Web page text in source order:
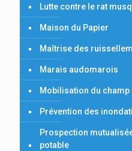
Lutte contre le rat
Maison du Papier
Maîtrise des
Marais audomarois
Mobilisation du
Prévention des
Prospection
potable